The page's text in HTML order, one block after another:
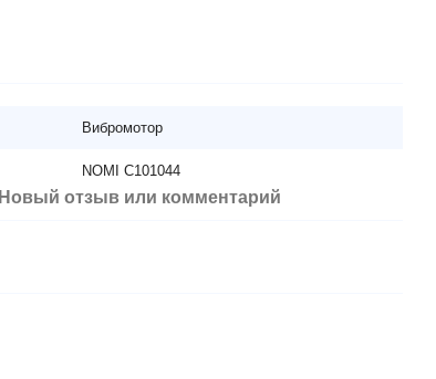
Вибромотор
NOMI C101044
Новый отзыв или комментарий